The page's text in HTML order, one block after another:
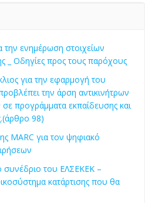
ενημέρωση στοιχείων
_ Οδηγίες προς τους παρόχους
για την εφαρμογή του
την άρση αντικινήτρων
προγράμματα εκπαίδευσης και
98)
MARC για τον ψηφιακό
συνέδριο του ΕΛΣΕΚΕΚ –
κατάρτισης που θα